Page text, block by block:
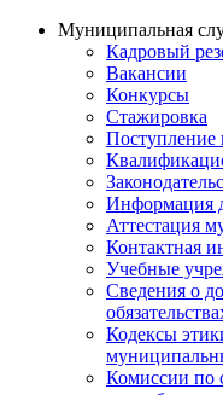
Муниципальная
Кадровый
Вакансии
Конкурсы
Стажировка
Информация
Аттестация
Контактная
Учебные
Сведения о
Кодексы
Комиссии по